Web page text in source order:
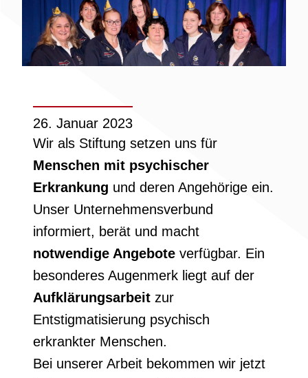
26. Januar 2023
Wir als Stiftung setzen uns für
Menschen mit psychischer
Erkrankung und deren Angehörige ein.
Unser Unternehmensverbund
informiert, berät und macht
notwendige Angebote verfügbar. Ein
besonderes Augenmerk liegt auf der
Aufklärungsarbeit zur
Entstigmatisierung psychisch
erkrankter Menschen.
Bei unserer Arbeit bekommen wir jetzt